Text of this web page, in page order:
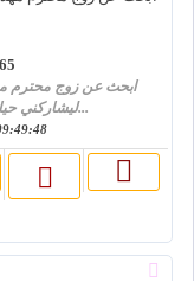
ابحث عن زوج محترم
ليشاركني حياتي للزواج انا زوجة طيبة و...